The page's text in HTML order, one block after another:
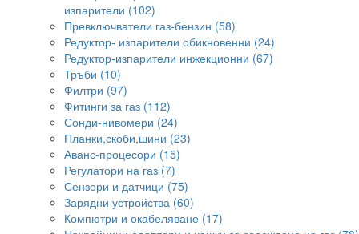
изпарители (102)
Превключватели газ-бензин (58)
Редуктор- изпарители обикновенни (24)
Редуктор-изпарители инжекционни (67)
Тръби (10)
Филтри (97)
Фитинги за газ (112)
Сонди-нивомери (24)
Планки,скоби,шини (23)
Аванс-процесори (15)
Регулатори на газ (7)
Сензори и датчици (75)
Зарядни устройства (60)
Компютри и окабеляване (17)